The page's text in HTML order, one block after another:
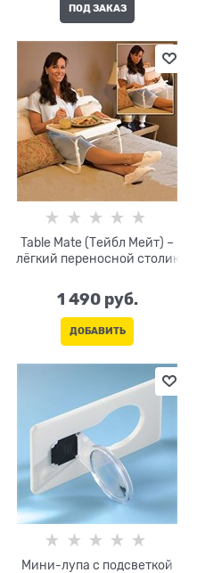
ПОД ЗАКАЗ
Table Mate (Тейбл Мейт) –
лёгкий переносной столик
1 490 руб.
ДОБАВИТЬ
Мини-лупа с подсветкой